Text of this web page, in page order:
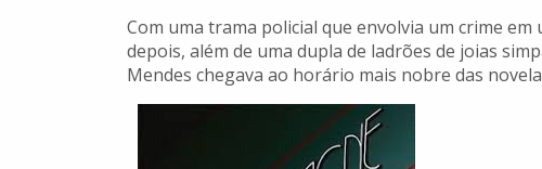
Com uma trama policial que envolvia um crime
depois, além de uma dupla de ladrões de joias
Mendes chegava ao horário mais nobre das